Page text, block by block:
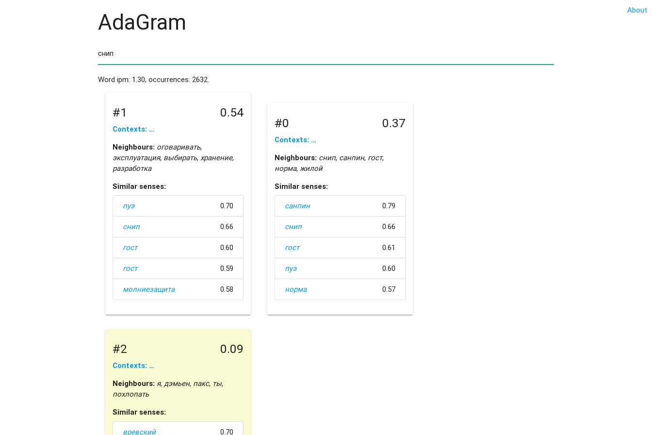
About
AdaGram
Word ipm: 1.30, occurrences: 2632.
#1 0.54
Contexts: …
Neighbours: оговаривать,
эксплуатация, выбирать, хранение,
разработка
Similar senses:
пуэ 0.70
снип 0.66
гост 0.60
гост 0.59
молниезащита 0.58
#0 0.37
Contexts: …
Neighbours: снип, санпин, гост,
норма, жилой
Similar senses:
санпин 0.79
снип 0.66
гост 0.61
пуэ 0.60
норма 0.57
#2 0.09
Contexts: …
Neighbours: я, дэмьен, пакс, ты,
похлопать
Similar senses:
вревский 0.70